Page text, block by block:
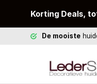
Korting Deals,
De mooiste